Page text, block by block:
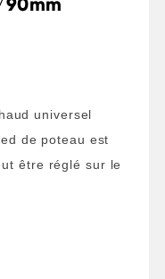
universel
de poteau est
être réglé sur le